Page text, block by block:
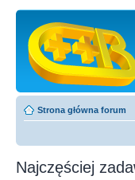
Strona główna forum
Najczęściej